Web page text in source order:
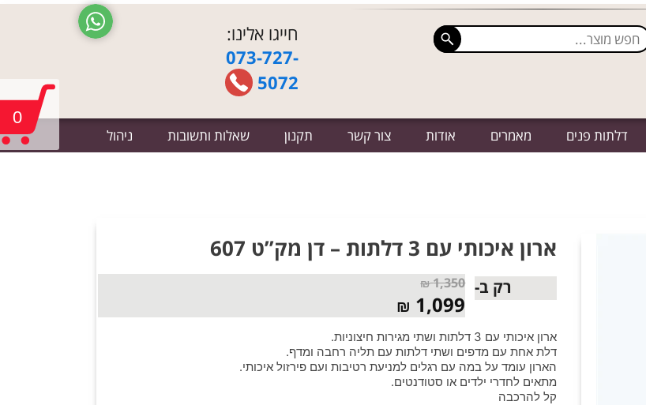
חייגו אלינו:
073-727-
5072
דלתות פנים מאמרים אודות צור קשר תקנון שאלות ותשובות ניהול
ארון איכותי עם 3 דלתות – דן מק”ט 607
רק ב- 1,350
₪
1,099
₪
ארון איכותי עם 3 דלתות ושתי מגירות חיצוניות.
דלת אחת עם מדפים ושתי דלתות עם תליה רחבה ומדף.
הארון עומד על במה עם רגלים למניעת רטיבות ועם פירזול איכותי.
מתאים לחדרי ילדים או סטודנטים.
קל להרכבה
0